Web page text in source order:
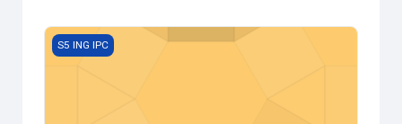
Génie des réacteurs I (réacteurs homogènes)
S5 ING IPC